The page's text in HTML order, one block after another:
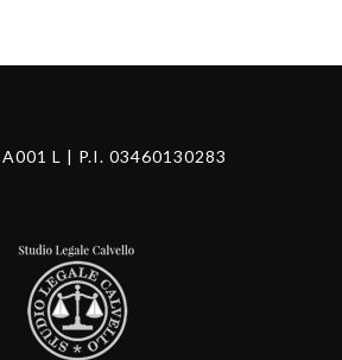
A001 L | P.I. 03460130283